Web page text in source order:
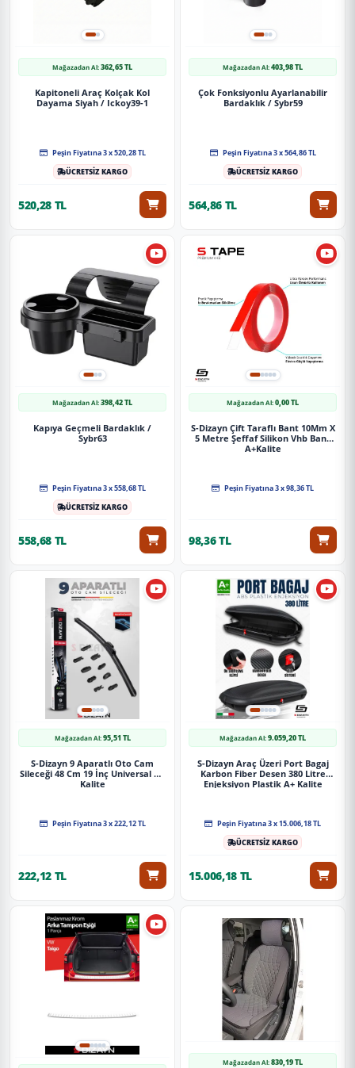
Mağazadan Al:362,65 TL
Kapitoneli Araç Kolçak Kol
Dayama Siyah / Ickoy39-1
Peşin Fiyatına 3 x 520,28 TL
ÜCRETSİZ KARGO
520,28 TL
Mağazadan Al:403,98 TL
Çok Fonksiyonlu Ayarlanabilir
Bardaklık / Sybr59
Peşin Fiyatına 3 x 564,86 TL
ÜCRETSİZ KARGO
564,86 TL
Mağazadan Al:398,42 TL
Kapıya Geçmeli Bardaklık /
Sybr63
Peşin Fiyatına 3 x 558,68 TL
ÜCRETSİZ KARGO
558,68 TL
Mağazadan Al:0,00 TL
S-Dizayn Çift Taraflı Bant 10Mm X
5 Metre Şeffaf Silikon Vhb Bant
A+Kalite
Peşin Fiyatına 3 x 98,36 TL
98,36 TL
Mağazadan Al:95,51 TL
S-Dizayn 9 Aparatlı Oto Cam
Sileceği 48 Cm 19 İnç Universal A+
Kalite
Peşin Fiyatına 3 x 222,12 TL
222,12 TL
Mağazadan Al:9.059,20 TL
S-Dizayn Araç Üzeri Port Bagaj
Karbon Fiber Desen 380 Litre
Enjeksiyon Plastik A+ Kalite
Peşin Fiyatına 3 x 15.006,18 TL
ÜCRETSİZ KARGO
15.006,18 TL
Mağazadan Al:830,19 TL